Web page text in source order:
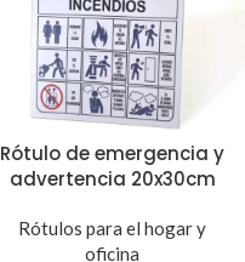
Rótulo de emergencia y
advertencia 20x30cm
Rótulos para el hogar y
oficina